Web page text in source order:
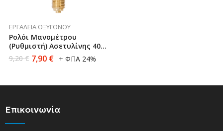
ΕΡΓΑΛΕΊΑ ΟΞΥΓΌΝΟΥ
Ρολόι Μανομέτρου
(Ρυθμιστή) Ασετυλίνης 40
Bar 1/2” Mestriner
9,20€ 7,90 € + ΦΠΑ 24%
Επικοινωνία